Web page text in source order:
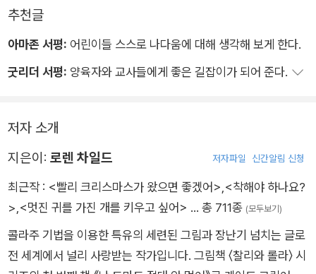
추천글
아마존 서평: 어린이들 스스로 나다움에 대해 생각해 보게 한다.
굿리더 서평: 양육자와 교사들에게 좋은 길잡이가 되어 준다.
저자 소개
지은이: 로렌 차일드 저자파일 신간알림 신청
최근작 : <빨리 크리스마스가 왔으면 좋겠어> <착해야 하나요?
> <멋진 귀를 가진 개를 키우고 싶어> … 총 711종 (모두보기)
콜라주 기법을 이용한 특유의 세련된 그림과 장난기 넘치는 글로
전 세계에서 널리 사랑받는 작가입니다. 그림책 〈찰리와 롤라〉 시